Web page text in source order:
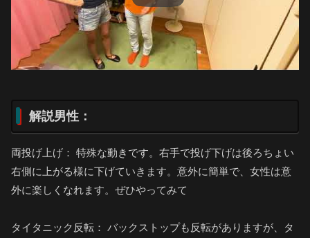
解説男性：
両投げ上げ： 特殊な動きです。右手で投げ下げは後ろちょい
右側に上がる様に下げていきます。意外に簡単で、女性は意
外に楽しくなれます。ぜひやってみて
タイタニック反転： バックストップも反転がありますが、タ